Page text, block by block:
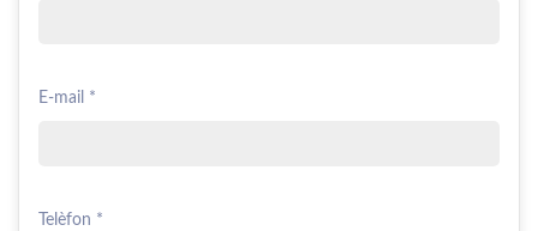
E-mail *
Telèfon *